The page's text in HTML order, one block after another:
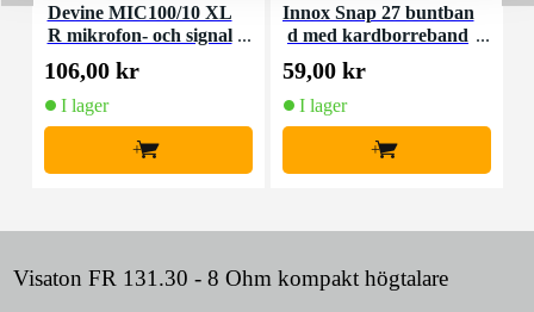
Devine MIC100/10 XL
R mikrofon- och signal
kabel 10 meter
106,00 kr
I lager
+
Innox Snap 27 buntban
d med kardborreband
59,00 kr
I lager
+
Visaton FR 131.30 - 8 Ohm kompakt högtalare